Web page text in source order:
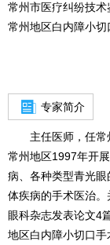
常州市医疗纠纷技
常州地区白内障小
专家简介
主任医师，任常
常州地区1997年开
病、各种类型青光
体疾病的手术医治
眼科杂志发表论文4
地区白内障小切口